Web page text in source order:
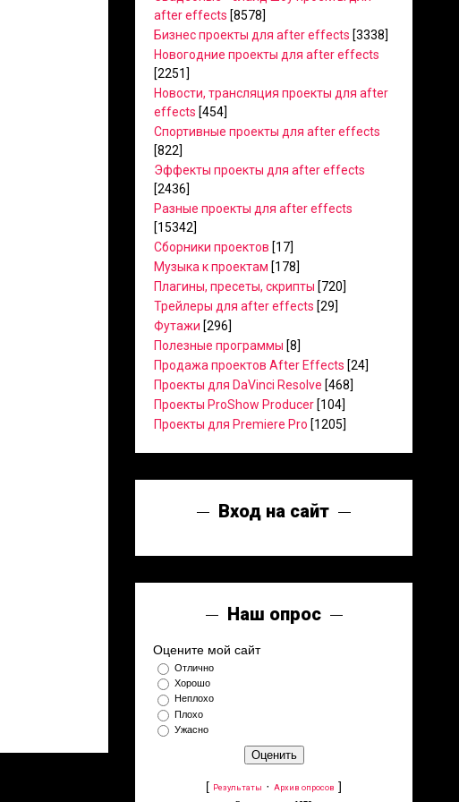
after effects [8578]
Бизнес проекты для after effects [3338]
Новогодние проекты для after effects
[2251]
Новости, трансляция проекты для after
effects [454]
Спортивные проекты для after effects
[822]
Эффекты проекты для after effects
[2436]
Разные проекты для after effects
[15342]
Сборники проектов [17]
Музыка к проектам [178]
Плагины, пресеты, скрипты [720]
Трейлеры для after effects [29]
Футажи [296]
Полезные программы [8]
Продажа проектов After Effects [24]
Проекты для DaVinci Resolve [468]
Проекты ProShow Producer [104]
Проекты для Premiere Pro [1205]
Вход на сайт
Наш опрос
Оцените мой сайт
Отлично
Хорошо
Неплохо
Плохо
Ужасно
[ Результаты · Архив опросов ]